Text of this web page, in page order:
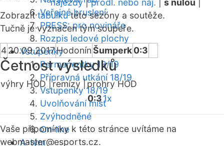
Veřejné bruslení
PRESS: pro novináře
Rozpis ledové plochy
Vstupenky
Permanentky 18/19
Přípravná utkání 18/19
Vstupenky 18/19
Uvolňování míst
Zvýhodněné
On-line
A-tým
nájezdy|prodl. nebo náj. s nulou
Zobrazittabulkutéto sezóny a soutěže.
Tučně je vyznačen tým soupeře.
420.09.2017HodonínŠumperk0:3
Četnost výsledků
výhry HOD |remízy |prohry HOD
0:31x
Vaše připomínky k této stránce uvítáme na
webmaster@esports.cz.